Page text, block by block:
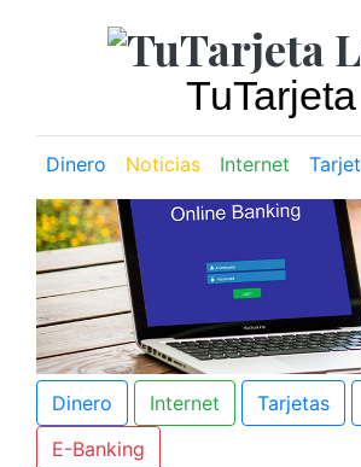
TuTarjeta
Dinero Noticias Internet
Dinero Internet Tarjetas
E-Banking